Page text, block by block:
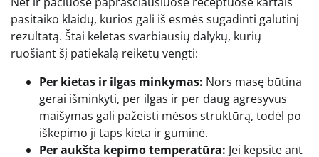
pasitaiko klaidų, kurios gali iš esmės sugadinti galutinį
rezultatą. Štai keletas svarbiausių dalykų, kurių
ruošiant šį patiekalą reikėtų vengti:
Per kietas ir ilgas minkymas: Nors masę būtina
gerai išminkyti, per ilgas ir per daug agresyvus
maišymas gali pažeisti mėsos struktūrą, todėl po
iškepimo ji taps kieta ir guminė.
Per aukšta kepimo temperatūra: Jei kepsite ant